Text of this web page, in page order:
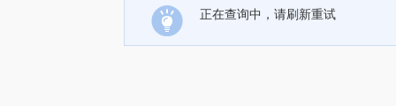
正在查询中，请刷新重试